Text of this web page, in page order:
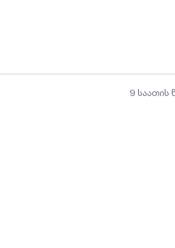
9 საათის